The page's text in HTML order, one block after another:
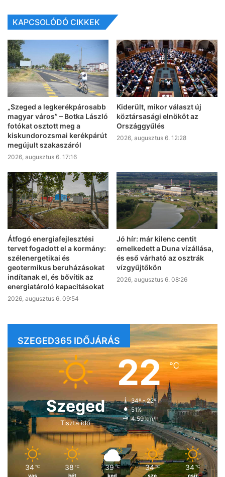
KAPCSOLÓDÓ CIKKEK
„Szeged a legkerékpárosabb
magyar város” – Botka László
fotókat osztott meg a
kiskundorozsmai kerékpárút
megújult szakaszáról
2026, augusztus 6. 17:16
Kiderült, mikor választ új
köztársasági elnököt az
Országgyűlés
2026, augusztus 6. 12:28
Átfogó energiafejlesztési
tervet fogadott el a kormány:
szélenergetikai és
geotermikus beruházásokat
indítanak el, és bővítik az
energiatároló kapacitásokat
2026, augusztus 6. 09:54
Jó hír: már kilenc centit
emelkedett a Duna vízállása,
és eső várható az osztrák
vízgyűjtőkön
2026, augusztus 6. 08:26
SZEGED365 IDŐJÁRÁS
Szeged
Tiszta idő
22℃
34º - 22º
51%
4.59 km/h
34 ℃ 38 ℃ 39 ℃ 34 ℃ 34 ℃